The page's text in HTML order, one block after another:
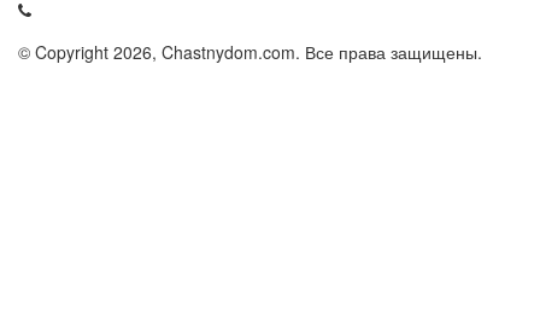
© Copyright 2026, Chastnydom.com. Все права защищены.